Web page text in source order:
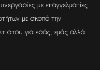
με επαγγελματίες
με σκοπό την
για εσάς, εμάς αλλά